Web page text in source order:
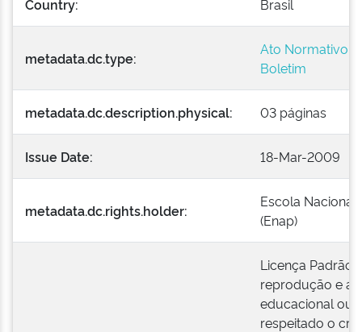
Country: Brasil
metadata.dc.type:
Ato Normativo
Boletim
metadata.dc.description.physical: 03 páginas
Issue Date: 18-Mar-2009
metadata.dc.rights.holder:
Escola
(Enap)
Licença Padrão
reprodução e a
educacional ou
respeitado o